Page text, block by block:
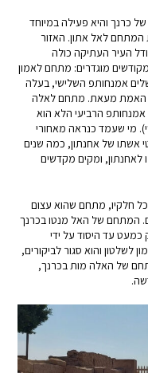
והיא פעילה במיוחד
לאל אתון. האזור
העיר העתיקה כולה
מוגדרים: מתחם לאמון
אמנחותפ השלישי, בעלה
מעאת. מתחם לאלה
הרביעי הלא הוא
מי שעמד כנראה מאחורי
של אחנתון, כמה שנים
ומקים מקדשים
חלקיו, מתחם שהוא עצום
המתחם של האל מנטו בכרנך
עד היסוד על ידי
והוא סגור לביקורים,
של האלה מות בכרנך,